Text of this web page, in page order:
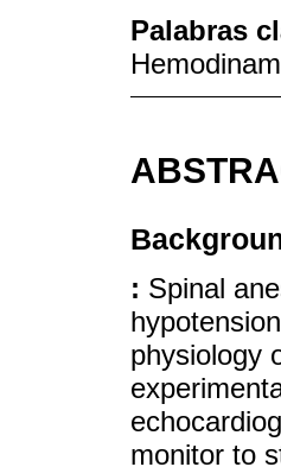
Palabras
: Spinal
physiology
monitor to